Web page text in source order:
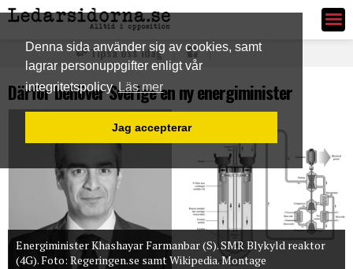
Denna sida använder sig av cookies, samt
lagrar personuppgifter enligt vår
integritetspolicyLäs mer
Jag accepterar
Ledarsidorna.se
Tipsa oss idag
Därför behöver Sverige en ny energiminister
Energiminister Khashayar Farmanbar (S). SMR Blykyld reaktor
(4G). Foto: Regeringen.se samt Wikipedia. Montage